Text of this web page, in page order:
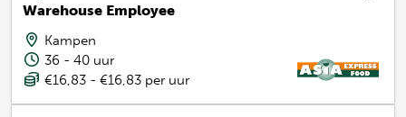
Warehouse Employee
Kampen
36 - 40 uur
€16,83 - €16,83 per uur